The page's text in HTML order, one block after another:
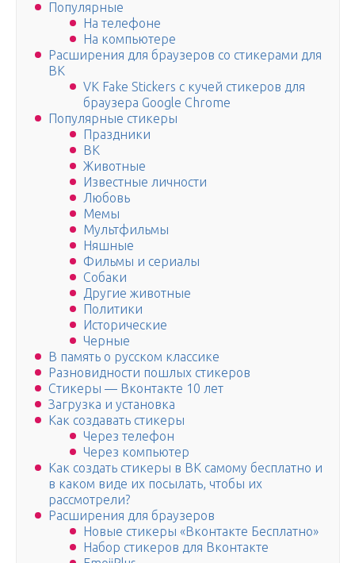
Популярные
На телефоне
На компьютере
Расширения для браузеров со стикерами для
ВК
VK Fake Stickers c кучей стикеров для
браузера Google Chrome
Популярные стикеры
Праздники
ВК
Животные
Известные личности
Любовь
Мемы
Мультфильмы
Няшные
Фильмы и сериалы
Собаки
Другие животные
Политики
Исторические
Черные
В память о русском классике
Разновидности пошлых стикеров
Стикеры — Вконтакте 10 лет
Загрузка и установка
Как создавать стикеры
Через телефон
Через компьютер
Как создать стикеры в ВК самому бесплатно и
в каком виде их посылать, чтобы их
рассмотрели?
Расширения для браузеров
Новые стикеры «Вконтакте Бесплатно»
Набор стикеров для Вконтакте